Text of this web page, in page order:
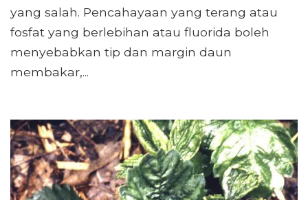
yang salah. Pencahayaan yang terang atau
fosfat yang berlebihan atau fluorida boleh
menyebabkan tip dan margin daun
membakar,...